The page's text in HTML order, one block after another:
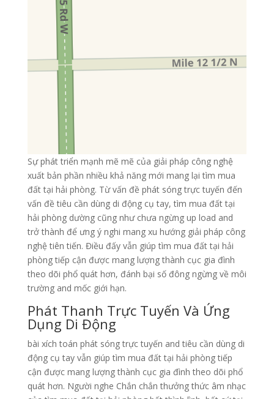
Sự phát triển mạnh mẽ mẽ của giải pháp công nghệ
xuất bản phần nhiều khả năng mới mang lại tìm mua
đất tại hải phòng. Từ vấn đề phát sóng trực tuyến đến
vấn đề tiêu cần dùng di động cụ tay, tìm mua đất tại
hải phòng dường cũng như chưa ngừng up load and
trở thành để ưng ý nghi mang xu hướng giải pháp công
nghệ tiên tiến. Điều đấy vẫn giúp tìm mua đất tại hải
phòng tiếp cận được mang lượng thành cục gia đình
theo dõi phổ quát hơn, đánh bại số đông ngừng về môi
trường and mốc giới hạn.
Phát Thanh Trực Tuyến Và Ứng
Dụng Di Động
bài xích toán phát sóng trực tuyến and tiêu cần dùng di
động cụ tay vẫn giúp tìm mua đất tại hải phòng tiếp
cận được mang lượng thành cục gia đình theo dõi phổ
quát hơn. Người nghe Chắn chắn thưởng thức âm nhạc